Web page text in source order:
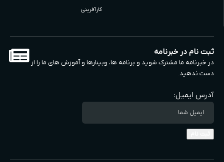
کارآفرینی
ثبت نام در خبرنامه
در خبرنامه ما مشترک شوید و برنامه ها، وبینارها و آموزش های ما را از
دست ندهید.
آدرس ایمیل: